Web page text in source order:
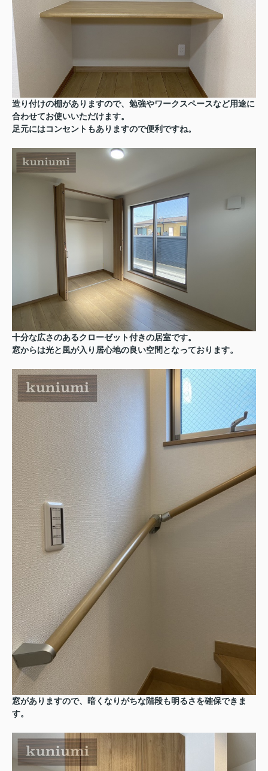
造り付けの棚がありますので、勉強やワークスペースなど用途に
合わせてお使いいただけます。
足元にはコンセントもありますので便利ですね。
十分な広さのあるクローゼット付きの居室です。
窓からは光と風が入り居心地の良い空間となっております。
窓がありますので、暗くなりがちな階段も明るさを確保できま
す。